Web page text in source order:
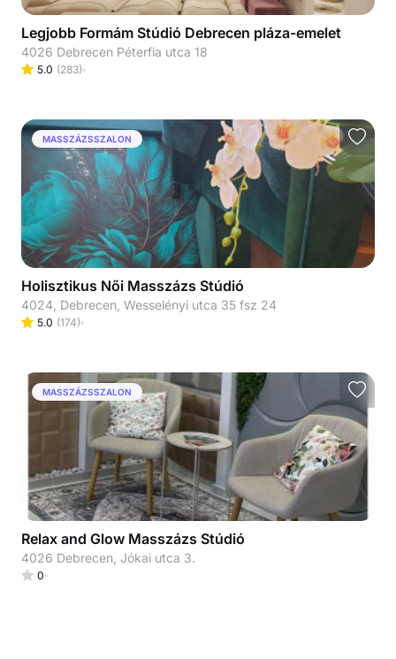
Legjobb Formám Stúdió Debrecen pláza-emelet
4026 Debrecen Péterfia utca 18
5.0 (283)
MASSZÁZSSZALON
Holisztikus Női Masszázs Stúdió
4024, Debrecen, Wesselényi utca 35 fsz 24
5.0 (174)
MASSZÁZSSZALON
Relax and Glow Masszázs Stúdió
4026 Debrecen, Jókai utca 3.
0